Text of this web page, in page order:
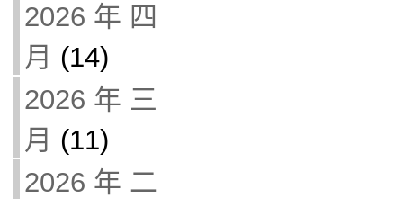
2026 年 四
月 (14)
2026 年 三
月 (11)
2026 年 二